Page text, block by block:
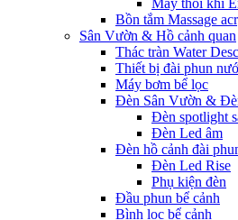
Máy thổi khí
Bồn tắm Massage
Sân Vườn & Hồ cảnh quan
Thác tràn Water
Thiết bị đài phun
Máy bơm bể lọc
Đèn Sân Vườn &
Đèn spotlight
Đèn Led âm
Đèn hồ cảnh đài
Đèn Led Rise
Phụ kiện đèn
Đầu phun bể cảnh
Bình lọc bể cảnh